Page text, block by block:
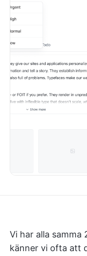
Vi har alla samma
känner vi ofta att